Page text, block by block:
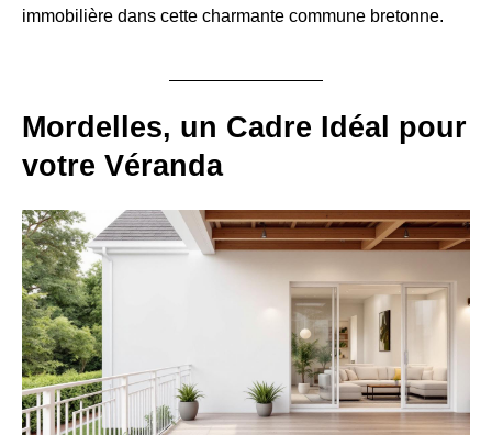
immobilière dans cette charmante commune bretonne.
Mordelles, un Cadre Idéal pour
votre Véranda